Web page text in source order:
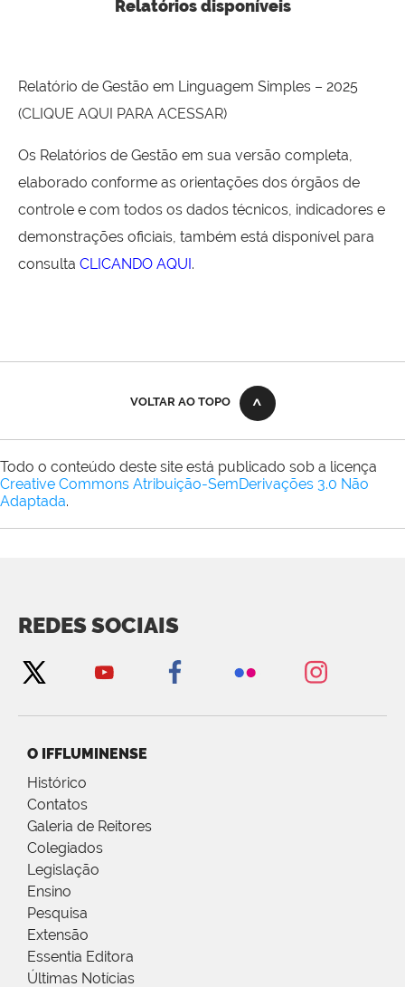
Relatórios disponíveis
Relatório de Gestão em Linguagem Simples – 2025
(CLIQUE AQUI PARA ACESSAR)
Os Relatórios de Gestão em sua versão completa,
elaborado conforme as orientações dos órgãos de
controle e com todos os dados técnicos, indicadores e
demonstrações oficiais, também está disponível para
consulta CLICANDO AQUI .
VOLTAR AO TOPO
Todo o conteúdo deste site está publicado sob a licença
Creative Commons Atribuição-SemDerivações 3.0 Não
Adaptada.
REDES SOCIAIS
O IFFLUMINENSE
Histórico
Contatos
Galeria de Reitores
Colegiados
Legislação
Ensino
Pesquisa
Extensão
Essentia Editora
Últimas Notícias